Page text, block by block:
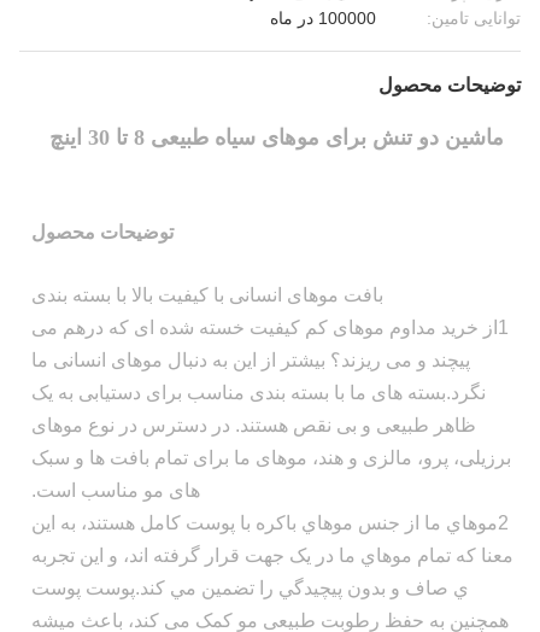
توانایی تامین:
100000 در ماه
توضیحات محصول
ماشین دو تنش برای موهای سیاه طبیعی 8 تا 30 اینچ
توضیحات محصول
بافت موهای انسانی با کیفیت بالا با بسته بندی
1از خرید مداوم موهای کم کیفیت خسته شده ای که درهم می
پیچند و می ریزند؟ بیشتر از این به دنبال موهای انسانی ما
نگرد.بسته های ما با بسته بندی مناسب برای دستیابی به یک
ظاهر طبیعی و بی نقص هستند. در دسترس در نوع موهای
برزیلی، پرو، مالزی و هند، موهای ما برای تمام بافت ها و سبک
های مو مناسب است.
2موهاي ما از جنس موهاي باکره با پوست کامل هستند، به اين
معنا که تمام موهاي ما در يک جهت قرار گرفته اند، و اين تجربه
ي صاف و بدون پيچيدگي را تضمین مي کند.پوست پوست
همچنین به حفظ رطوبت طبیعی مو کمک می کند، باعث ميشه